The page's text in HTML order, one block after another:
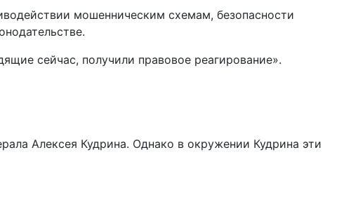
мошенническим схемам, безопасности
сейчас, получили правовое реагирование».
Алексея Кудрина. Однако в окружении Кудрина эти